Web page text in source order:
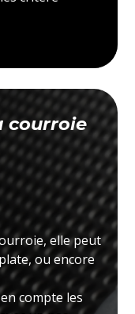
courroie
elle peut
ou encore
compte les